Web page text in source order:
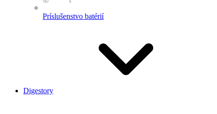
Príslušenstvo batérií
Digestory